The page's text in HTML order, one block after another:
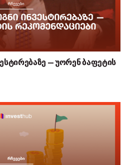
— უორენ ბაფეტის